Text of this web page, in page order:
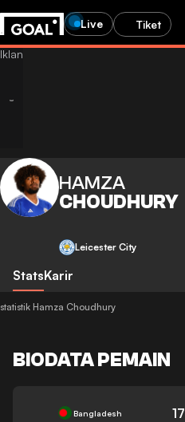
Live Tiket
HAMZA
CHOUDHURY
Leicester City
StatsKarir
statistik Hamza Choudhury
BIODATA PEMAIN
Bangladesh 17